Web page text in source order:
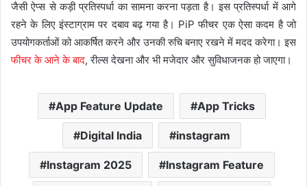
जैसी ऐप्स से कड़ी प्रतिस्पर्धा का सामना करना पड़ता है। इस प्रतिस्पर्धा में आगे
रहने के लिए इंस्टाग्राम पर दबाव बढ़ गया है। PiP फीचर एक ऐसा कदम है जो
उपयोगकर्ताओं को आकर्षित करने और उनकी रुचि बनाए रखने में मदद करेगा। इस
फीचर के आने के बाद, रील्स देखना और भी मजेदार और सुविधाजनक हो जाएगा।
App Feature Update App Tricks
Digital India instagram
Instagram 2025 Instagram Feature